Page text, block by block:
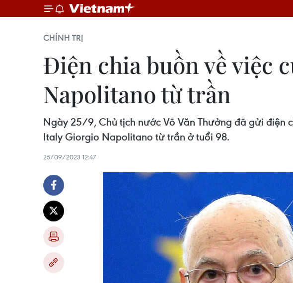
CHÍNH TRỊ
Điện chia buồn về việc
Napolitano từ trần
Ngày 25/9, Chủ tịch nước Võ Văn Thưởng đã gửi điện
Italy Giorgio Napolitano từ trần ở tuổi 98.
25/09/2023 12:47